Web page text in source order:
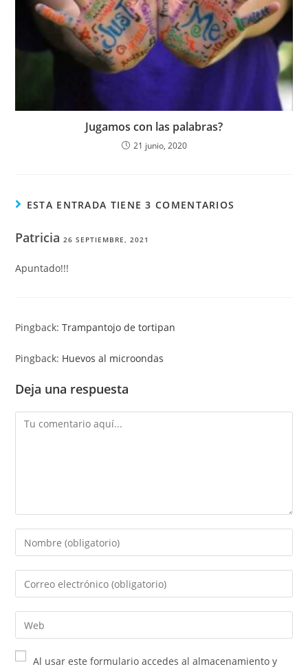
Jugamos con las palabras?
21 junio, 2020
ESTA ENTRADA TIENE 3 COMENTARIOS
Patricia26 SEPTIEMBRE, 2021
Apuntado!!!
Pingback:Trampantojo de tortipan
Pingback: Huevos al microondas
Deja una respuesta
Al usar este formulario accedes al almacenamiento y